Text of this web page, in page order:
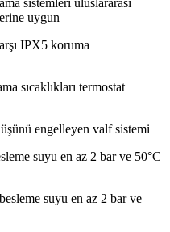
uygun
IPX5 koruma
sıcaklıkları termostat
engelleyen valf sistemi
suyu en az 2 bar ve 50°C
suyu en az 2 bar ve